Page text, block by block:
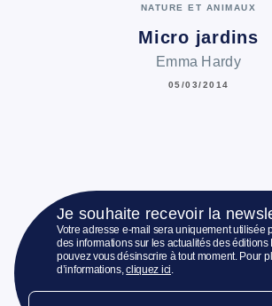
NATURE ET ANIMAUX
Micro jardins
Emma Hardy
05/03/2014
Je souhaite recevoir la
Votre adresse e-mail sera uniquement utilisée
des informations sur les actualités des éditions
pouvez vous désinscrire à tout moment. Pour
d’informations,cliquez ici